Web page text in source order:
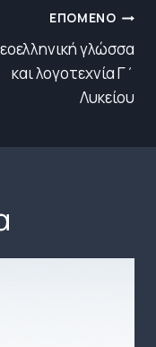
ΕΠΌΜΕΝΟ
γλώσσα
και λογοτεχνία Γ΄
Λυκείου